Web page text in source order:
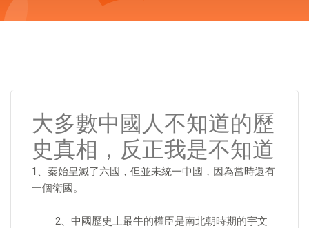
大多數中國人不知道的歷
史真相，反正我是不知道
1、秦始皇滅了六國，但並未統一中國，因為當時還有
一個衛國。
2、中國歷史上最牛的權臣是南北朝時期的宇文